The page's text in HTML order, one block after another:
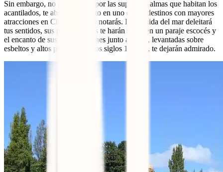
Sin embargo, no te inquietes por las supuestas almas que habitan los
acantilados, te absorberás tanto en uno de los destinos con mayores
atracciones en Chile que ni lo notarás. La comida del mar deleitará
tus sentidos, sus pastos verdes te harán sentir en un paraje escocés y
el encanto de sus construcciones junto al agua, levantadas sobre
esbeltos y altos pilotes entre los siglos 18 y 19, te dejarán admirado.